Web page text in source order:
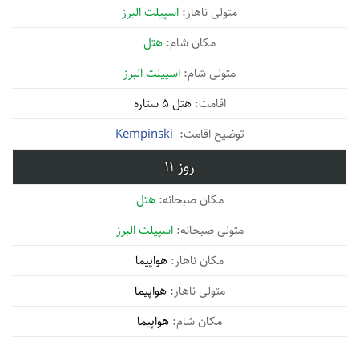
اسپیلت البرز
هتل
اسپیلت البرز
هتل 5 ستاره
Kempinski
11
هتل
اسپیلت البرز
هواپیما
هواپیما
هواپیما